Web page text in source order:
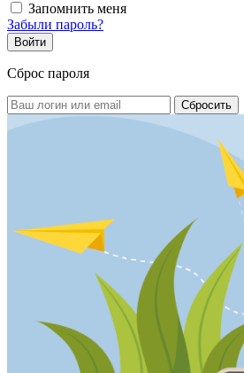
Запомнить меня
Забыли пароль?
Сброс пароля